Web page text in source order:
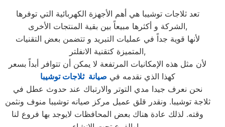
تعد ثلاجات توشيبا هي أهم الأجهزة الكهربائية التي توفرها
الشركة و أكثرها مبيعاً بين بقية المنتجات الأخرى,
لأنها قوية جداً في عمليات التبريد و تتضمن بعض التقنيات
المتميزة كتقنية الانفلتر,
لأن مثل هذه الإمكانيات المرتفعة لا يمكن أن تتوافر أبداً بسعر
كهذا الذي نقدمه في صيانة ثلاجات توشيبا
نحن نعرف جيدا مدي التوتر والارتباك عند حدوث عطل في
ثلاجة توشيبا. ونقدر قلق عميل مركز صيانه توشيبا منوف ونثمن
وقته. لذلك عادة هناك بعض المحافظات لايوجد بها فروع لنا